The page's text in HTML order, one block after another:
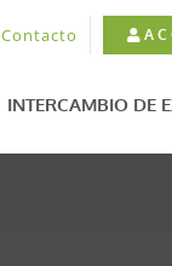
Contacto
INTERCAMBIO DE